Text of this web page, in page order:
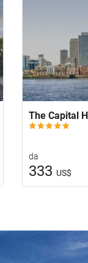
The Capital
da
333 US$